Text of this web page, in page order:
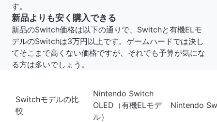
す。
新品よりも安く購入できる
新品のSwitch価格は以下の通りで、Switchと有機ELモ
デルのSwitchは3万円以上です。ゲームハードでは決し
てそこまで高くない価格ですが、それでも予算が気にな
る方は多いでしょう。
Switchモデルの比
較
Nintendo Switch
OLED（有機ELモデ
ル）
Nintendo